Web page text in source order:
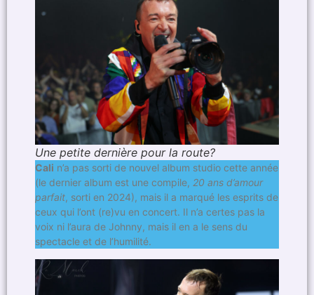
Une petite dernière pour la route?
Cali n’a pas sorti de nouvel album studio cette année
(le dernier album est une compile, 20 ans d’amour
parfait, sorti en 2024), mais il a marqué les esprits de
ceux qui l’ont (re)vu en concert. Il n’a certes pas la
voix ni l’aura de Johnny, mais il en a le sens du
spectacle et de l’humilité.